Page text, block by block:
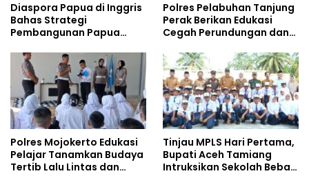
Diaspora Papua di Inggris
Bahas Strategi
Pembangunan Papua
Doktoral Internasional
Polres Pelabuhan Tanjung
Perak Berikan Edukasi
Cegah Perundungan dan
kepada Pelajar MPLS
Polres Mojokerto Edukasi
Pelajar Tanamkan Budaya
Tertib Lalu Lintas dan
Tinjau MPLS Hari Pertama,
Bupati Aceh Tamiang
Intruksikan Sekolah Bebas